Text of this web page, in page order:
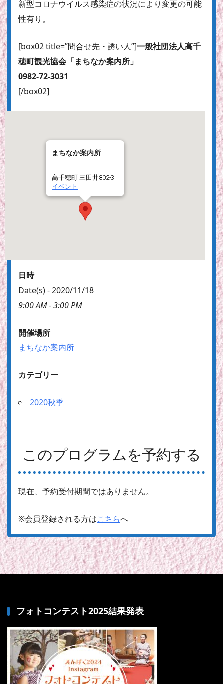
新型コロナウイルス感染症の状況により変更の可能
性有り。
[box02 title=”問合せ先・誘い人”]一般社団法人高千
穂町観光協会「まちなか案内所」
0982-72-3031
[/box02]
まちなか案内所
高千穂町 三田井802-3
イベント
日時
Date(s) - 2020/11/18
9:00 AM - 3:00 PM
開催場所
まちなか案内所
カテゴリー
2020秋季
このプログラムを予約する
現在、予約受付期間ではありません。
※会員登録される方はこちらへ
フォトコンテスト2025結果発表